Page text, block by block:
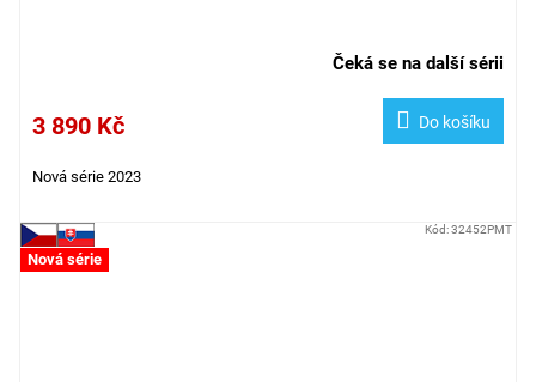
Čeká se na další sérii
3 890 Kč Do košíku
Nová série 2023
Nová série
Kód:32452PMT